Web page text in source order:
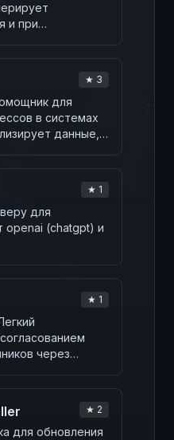
и при
★ 3
для
в системах
данные,
★ 1
для
openai (chatgpt) и
★ 1
через
★ 2
для обновления